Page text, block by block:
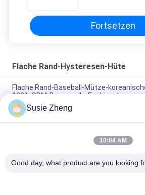
Fortsetzen
Flache Rand-Hysteresen-Hüte
Flache Rand-Baseball-Mütze-
100% ODM-Baumwolle-Fashional
Baumwolle flacher Bill Gorras 3D stickte
Männer
Customized Design black embroidery
Susie Zheng
10:04 AM
Good day, what product are you looking